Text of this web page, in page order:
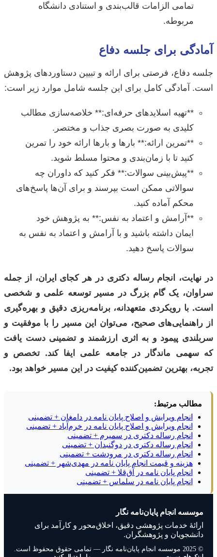
تمامی الزامات قالب‌بندی و استنادی دانشگاه
مربوطه.
آمادگی برای جلسه دفاع
جلسه دفاع، فرصتی برای ارائه و تبیین دستاوردهای پژوهش
است. آمادگی کامل برای این جلسه شامل موارد زیر است:
**تهیه اسلاید‌های حرفه‌ای:** خلاصه‌سازی مطالب
کلیدی به صورت بصری جذاب و مختصر.
**تمرین ارائه:** بارها و بارها ارائه خود را تمرین
کنید تا با زمان‌بندی و محتوا مسلط شوید.
**پیش‌بینی سوالات:** فکر کنید که داوران چه
سوالاتی ممکن است بپرسند و برای آن‌ها پاسخ‌های
محکم آماده کنید.
**آرامش و اعتماد به نفس:** به پژوهش خود
ایمان داشته باشید و با آرامش و اعتماد به نفس به
سوالات پاسخ دهید.
در نهایت، انجام رساله دکتری در هر کجای ایران، از جمله
سراوان، یک گام بزرگ در مسیر توسعه علمی و شخصی
است. با رویکردی متعهدانه، برنامه‌ریزی دقیق و بهره‌گیری
از راهنمایی‌های صحیح، می‌توان این مسیر را با موفقیت و
سربلندی پیمود و به اثری ارزشمند و تضمینی دست یافت
که سهمی ماندگار در جامعه علمی ایفا کند. تخصص و
تجربه، بهترین تضمین‌کننده کیفیت در این مسیر خواهد بود.
مطالب مرتبط:
انجام ویرایش و اصلاح پایان نامه در دامغان + تضمینی
انجام ویرایش و اصلاح پایان نامه در خرم‌آباد + تضمینی
انجام رساله دکتری در سمیرم + تضمینی
انجام رساله دکتری در دوگنبدان + تضمینی
انجام رساله دکتری در مرودشت + تضمینی
هزینه و قیمت انجام پایان نامه در مهدی‌شهر + تضمینی
انجام پایان نامه در آق‌قلا + تضمینی
انجام پایان نامه در سلماس + تضمینی
موسسه انجام پایان‌نامه نگار
ارائهٔ خدمات پژوهشی دقیق، اخلاق‌محور و کارآمد برای
دانشجویان و پژوهشگران.
© 2025 موسسه انجام پایان‌نامه نگار — تمامی حقوق محفوظ است.